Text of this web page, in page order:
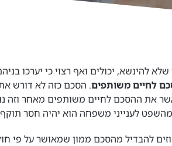
שלא להינשא, יכולים ואף רצוי כי יערכו
לחיים משותפים. הסכם כזה לא דורש
את ההסכם לחיים משותפים מאחר וזה
לענייני משפחה הוא יהיה חסר
להבדיל מהסכם ממון שמאושר על פי